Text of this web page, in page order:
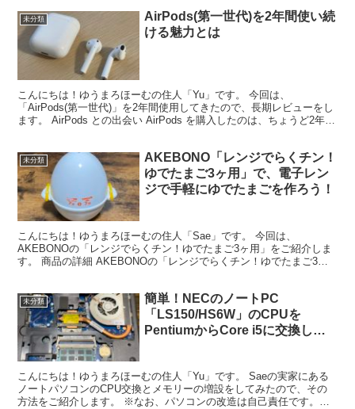
未分類
AirPods(第一世代)を2年間使い続
ける魅力とは
こんにちは！ゆうまろほーむの住人「Yu」です。 今回は、
「AirPods(第一世代)」を2年間使用してきたので、長期レビューをし
ます。 AirPods との出会い AirPods を購入したのは、ちょうど2年前
未分類
AKEBONO「レンジでらくチン！
ゆでたまご3ヶ用」で、電子レン
ジで手軽にゆでたまごを作ろう！
こんにちは！ゆうまろほーむの住人「Sae」です。 今回は、
AKEBONOの「レンジでらくチン！ゆでたまご3ヶ用」をご紹介しま
す。 商品の詳細 AKEBONOの「レンジでらくチン！ゆでたまご3ヶ
未分類
簡単！NECのノートPC
「LS150/HS6W」のCPUを
PentiumからCore i5に交換して
こんにちは！ゆうまろほーむの住人「Yu」です。 Saeの実家にある
ノートパソコンのCPU交換とメモリーの増設をしてみたので、その
方法をご紹介します。 ※なお、パソコンの改造は自己責任です。メ